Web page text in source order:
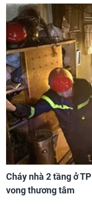
Cháy nhà 2 tầng ở
vong thương tâm